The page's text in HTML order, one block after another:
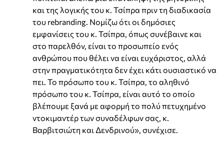
και της λογικής του κ. Τσίπρα πριν τη διαδικασία
του rebranding. Νομίζω ότι οι δημόσιες
εμφανίσεις του κ. Τσίπρα, όπως συνέβαινε και
στο παρελθόν, είναι το προσωπείο ενός
ανθρώπου που θέλει να είναι ευχάριστος, αλλά
στην πραγματικότητα δεν έχει κάτι ουσιαστικό να
πει. Το πρόσωπο του κ. Τσίπρα, το αληθινό
πρόσωπο του κ. Τσίπρα, είναι αυτό το οποίο
βλέπουμε ξανά με αφορμή το πολύ πετυχημένο
ντοκιμαντέρ των συναδέλφων σας, κ.
Βαρβιτσιώτη και Δενδρινού», συνέχισε.